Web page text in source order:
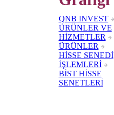
QNB INVEST
ÜRÜNLER VE
HİZMETLER
ÜRÜNLER
HİSSE SENEDİ
İŞLEMLERİ
BİST HİSSE
SENETLERİ